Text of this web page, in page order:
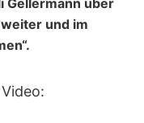
Gellermann über
und im